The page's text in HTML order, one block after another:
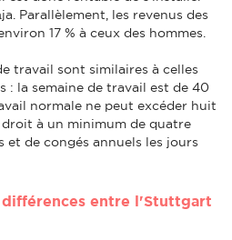
Parallèlement, les revenus des
17 % à ceux des hommes.
travail sont similaires à celles
: la semaine de travail est de 40
normale ne peut excéder huit
à un minimum de quatre
et de congés annuels les jours
entre l'Stuttgart